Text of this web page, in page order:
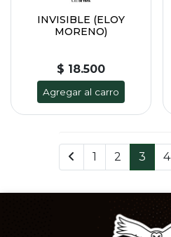
INVISIBLE (ELOY
MORENO)
$ 18.500
Agregar al carro
1 2 3 4